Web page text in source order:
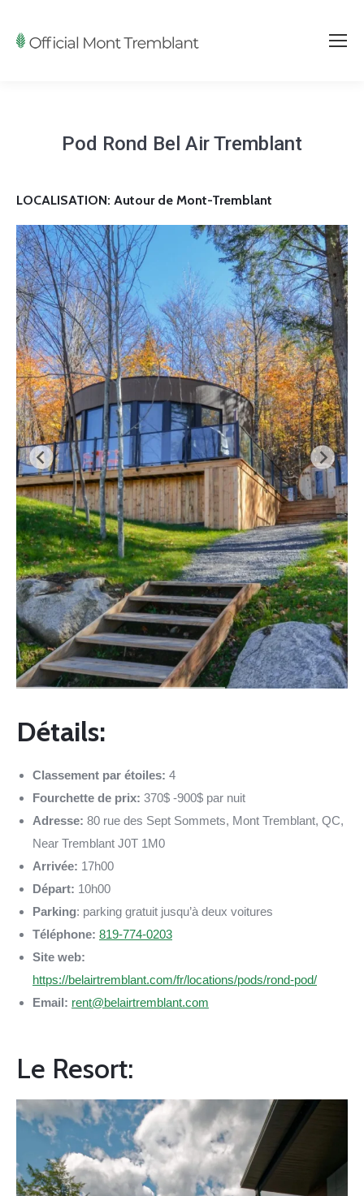
Pod Rond Bel Air Tremblant
LOCALISATION: Autour de Mont-Tremblant
Détails:
Classement par étoiles: 4
Fourchette de prix: 370$ -900$ par nuit
Adresse: 80 rue des Sept Sommets, Mont Tremblant, QC,
Near Tremblant J0T 1M0
Arrivée: 17h00
Départ: 10h00
Parking: parking gratuit jusqu’à deux voitures
Téléphone: 819-774-0203
Site web:
https://belairtremblant.com/fr/locations/pods/rond-pod/
Email: rent@belairtremblant.com
Le Resort: